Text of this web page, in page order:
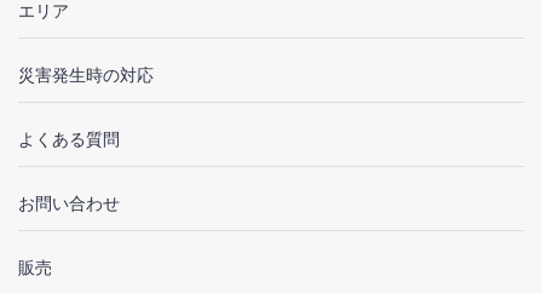
エリア
災害発生時の対応
よくある質問
お問い合わせ
販売